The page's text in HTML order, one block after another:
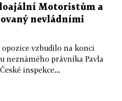
Motoristům a
nevládními
vzbudilo na konci
neznámého právníka Pavla
inspekce...